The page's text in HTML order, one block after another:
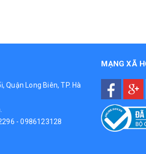
Quận Long Biên, TP. Hà
-0986123128
MẠNG XÃ